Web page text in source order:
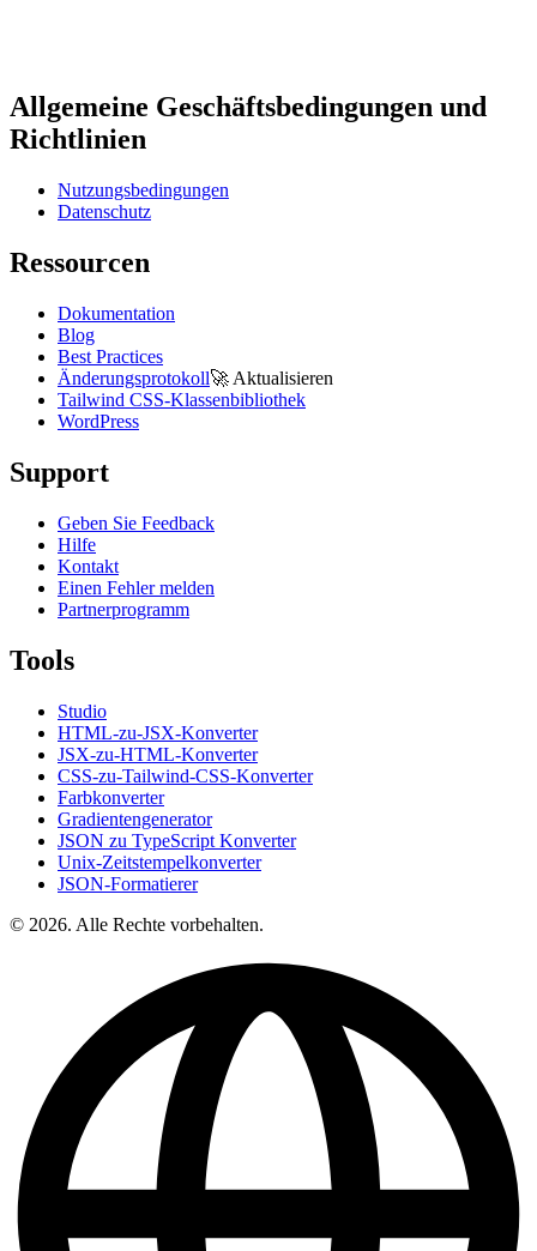
Allgemeine Geschäftsbedingungen und
Richtlinien
Nutzungsbedingungen
Datenschutz
Ressourcen
Dokumentation
Blog
Best Practices
Änderungsprotokoll🚀 Aktualisieren
Tailwind CSS-Klassenbibliothek
WordPress
Support
Geben Sie Feedback
Hilfe
Kontakt
Einen Fehler melden
Partnerprogramm
Tools
Studio
HTML-zu-JSX-Konverter
JSX-zu-HTML-Konverter
CSS-zu-Tailwind-CSS-Konverter
Farbkonverter
Gradientengenerator
JSON zu TypeScript Konverter
Unix-Zeitstempelkonverter
JSON-Formatierer
© 2026. Alle Rechte vorbehalten.